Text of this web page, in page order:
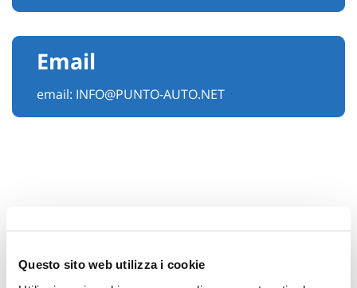
Questo sito web utilizza i cookie
Email
email: INFO@PUNTO-AUTO.NET